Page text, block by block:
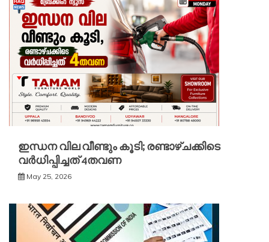
ഇന്ധന വില വീണ്ടും കൂടി; രണ്ടാഴ്ചക്കിടെ
വർധിപ്പിച്ചത് 4തവണ
May 25, 2026